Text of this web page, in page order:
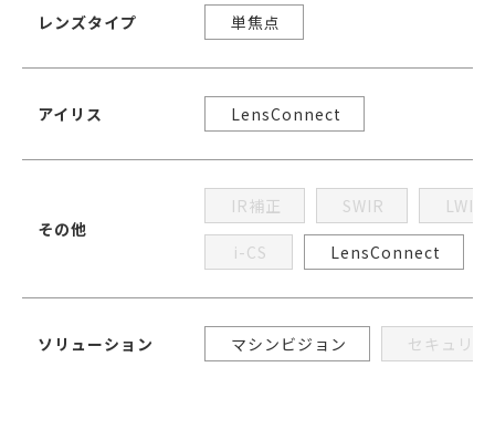
レンズタイプ 単焦点
アイリス LensConnect
その他
IR補正 SWIR LWIR
i-CS LensConnect
ソリューション マシンビジョン セキュリテ